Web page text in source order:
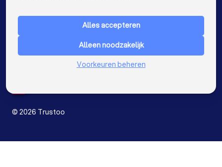
Aannemers in Den Bosch
Aannemers in Maastricht
Aannemers in Leiden
Aannemers in Dordrecht
Nederland
© 2026 Trustoo
Alles accepteren
Alleen noodzakelijk
Voorkeuren beheren